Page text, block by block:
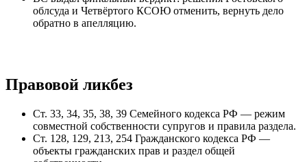
облсуда и Четвёртого КСОЮ отменить, вернуть дело
обратно в апелляцию.
Правовой ликбез
Ст. 33, 34, 35, 38, 39 Семейного кодекса РФ — режим
совместной собственности супругов и правила раздела.
Ст. 128, 129, 213, 254 Гражданского кодекса РФ —
объекты гражданских прав и раздел общей